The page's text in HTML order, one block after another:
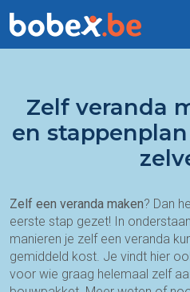
Zelf veranda
en
Zelf een veranda maken? Dan
eerste stap gezet! In
manieren je zelf een veranda
gemiddeld kost. Je vindt hier
voor wie graag helemaal zelf